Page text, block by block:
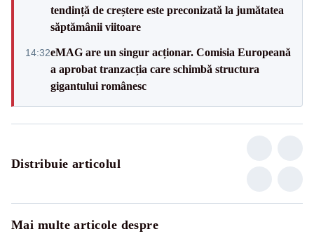
tendință de creștere este preconizată la jumătatea
săptămânii viitoare
14:32eMAG are un singur acționar. Comisia Europeană
a aprobat tranzacția care schimbă structura
gigantului românesc
Distribuie articolul
Mai multe articole despre